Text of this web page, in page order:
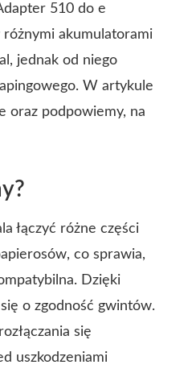
510 do e
akumulatorami
jednak od niego
W artykule
oraz podpowiemy, na
łączyć różne części
co sprawia,
Dzięki
o zgodność gwintów.
się
uszkodzeniami